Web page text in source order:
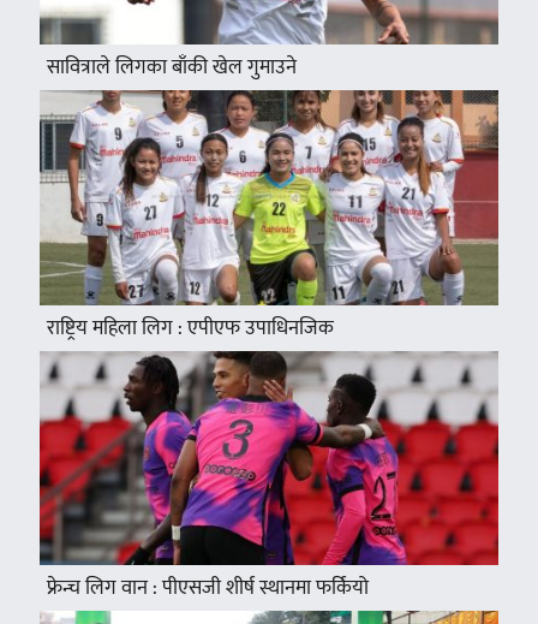
सावित्राले लिगका बाँकी खेल गुमाउने
राष्ट्रिय महिला लिग : एपीएफ उपाधिनजिक
फ्रेन्च लिग वान : पीएसजी शीर्ष स्थानमा फर्कियो